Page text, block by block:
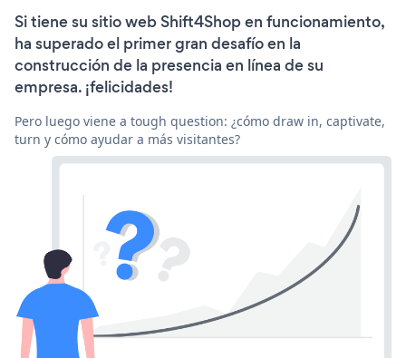
Si tiene su sitio web Shift4Shop en funcionamiento,
ha superado el primer gran desafío en la
construcción de la presencia en línea de su
empresa. ¡felicidades!
Pero luego viene a tough question: ¿cómo draw in, captivate,
turn y cómo ayudar a más visitantes?